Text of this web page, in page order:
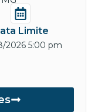
Limite
2026 5:00 pm